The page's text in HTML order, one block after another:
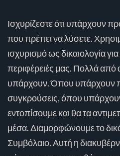
Ισχυρίζεστε ότι υπάρχουν
που πρέπει να λύσετε.
ισχυρισμό ως δικαιολογία
περιφέρειές μας. Πολλά
υπάρχουν. Όπου υπάρχουν
συγκρούσεις, όπου
εντοπίσουμε και θα τα
μέσα. Διαμορφώνουμε το
Συμβόλαιο. Αυτή η